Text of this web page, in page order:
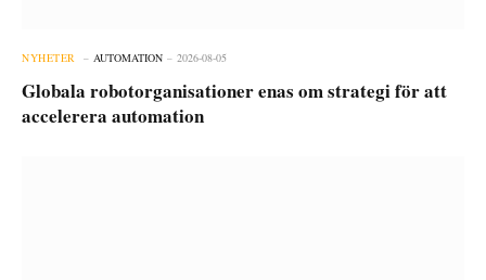
NYHETER AUTOMATION 2026-08-05
Globala robotorganisationer enas om strategi för att
accelerera automation